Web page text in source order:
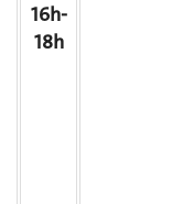
16h-
18h